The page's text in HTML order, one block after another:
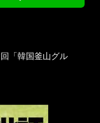
「韓国釜山グル